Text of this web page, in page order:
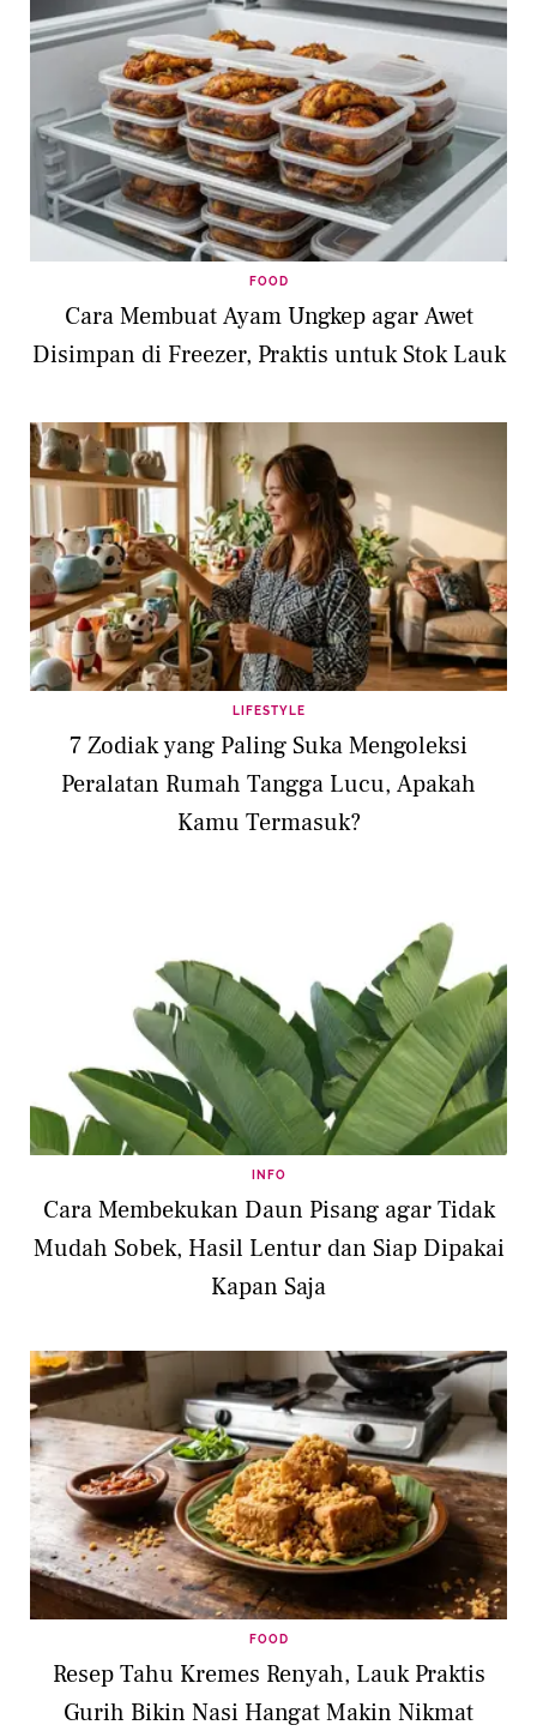
FOOD
Cara Membuat Ayam Ungkep agar Awet
Disimpan di Freezer, Praktis untuk Stok Lauk
LIFESTYLE
7 Zodiak yang Paling Suka Mengoleksi
Peralatan Rumah Tangga Lucu, Apakah
Kamu Termasuk?
INFO
Cara Membekukan Daun Pisang agar Tidak
Mudah Sobek, Hasil Lentur dan Siap Dipakai
Kapan Saja
FOOD
Resep Tahu Kremes Renyah, Lauk Praktis
Gurih Bikin Nasi Hangat Makin Nikmat